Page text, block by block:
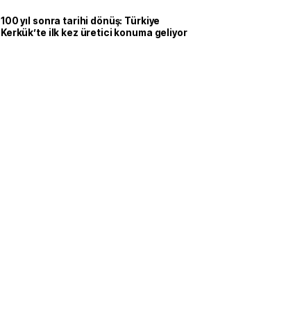
100 yıl sonra tarihi dönüş: Türkiye
Kerkük’te ilk kez üretici konuma geliyor